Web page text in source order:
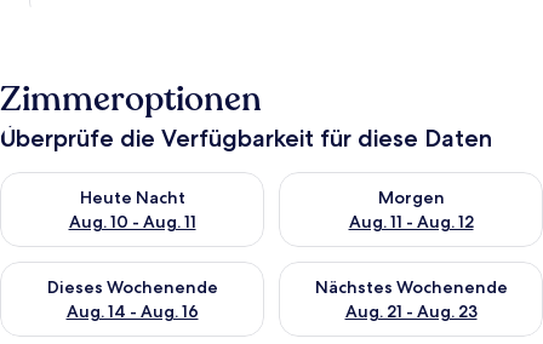
Zimmeroptionen
Überprüfe die Verfügbarkeit für diese Daten
Heute Nacht
Aug. 10 - Aug. 11
Überprüfe die Verfügbarkeit für heute Nacht, Aug. 10 - Aug.
Morgen
Aug. 11 - Aug. 12
Überprüfe die Verfügbarkeit
Dieses Wochenende
Aug. 14 - Aug. 16
Überprüfe die Verfügbarkeit für dieses Wochenende, Aug. 14
Nächstes Wochenende
Aug. 21 - Aug. 23
Überprüfe die Verfügbarkeit